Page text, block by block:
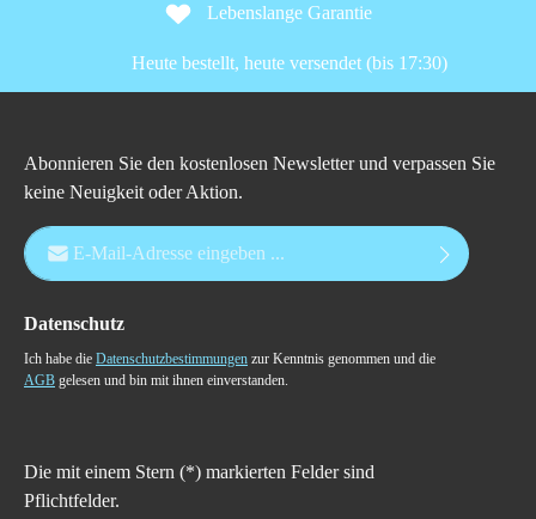
Lebenslange Garantie
Heute bestellt, heute versendet (bis 17:30)
Abonnieren Sie den kostenlosen Newsletter und verpassen Sie
keine Neuigkeit oder Aktion.
E-Mail-Adresse*
Datenschutz
Ich habe die Datenschutzbestimmungen zur Kenntnis genommen und die
AGB gelesen und bin mit ihnen einverstanden.
Die mit einem Stern (*) markierten Felder sind
Pflichtfelder.